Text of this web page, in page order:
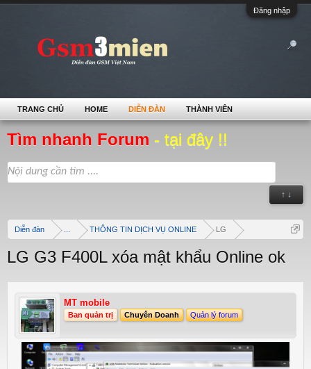
Đăng nhập
Tìm nhanh Forum - tại đây !!
↑ ↓
Diễn đàn THÔNG TIN DỊCH VỤ ONLINE LG
LG G3 F400L xóa mật khẩu Online ok
MT mobile
Ban quản trị Chuyên Doanh Quản lý forum
TRANG CHỦ HOME DIỄN ĐÀN THÀNH VIÊN